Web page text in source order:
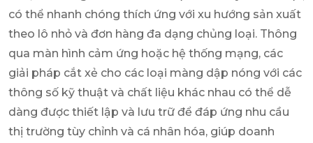
có thể nhanh chóng thích ứng với xu hướng sản xuất
theo lô nhỏ và đơn hàng đa dạng chủng loại. Thông
qua màn hình cảm ứng hoặc hệ thống mạng, các
giải pháp cắt xẻ cho các loại màng dập nóng với các
thông số kỹ thuật và chất liệu khác nhau có thể dễ
dàng được thiết lập và lưu trữ để đáp ứng nhu cầu
thị trường tùy chỉnh và cá nhân hóa, giúp doanh